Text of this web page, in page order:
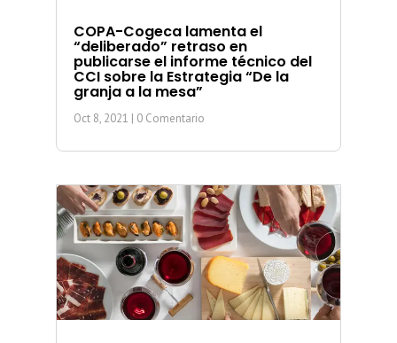
COPA-Cogeca lamenta el
“deliberado” retraso en
publicarse el informe técnico del
CCI sobre la Estrategia “De la
granja a la mesa”
Oct 8, 2021 | 0 Comentario